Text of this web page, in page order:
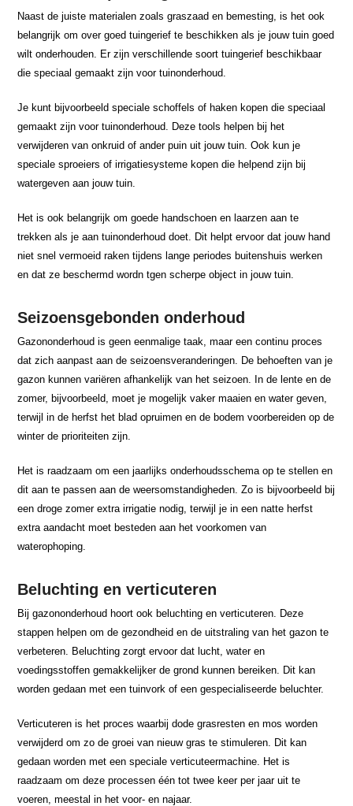
Naast de juiste materialen zoals graszaad en bemesting, is het ook
belangrijk om over goed tuingerief te beschikken als je jouw tuin goed
wilt onderhouden. Er zijn verschillende soort tuingerief beschikbaar
die speciaal gemaakt zijn voor tuinonderhoud.
Je kunt bijvoorbeeld speciale schoffels of haken kopen die speciaal
gemaakt zijn voor tuinonderhoud. Deze tools helpen bij het
verwijderen van onkruid of ander puin uit jouw tuin. Ook kun je
speciale sproeiers of irrigatiesysteme kopen die helpend zijn bij
watergeven aan jouw tuin.
Het is ook belangrijk om goede handschoen en laarzen aan te
trekken als je aan tuinonderhoud doet. Dit helpt ervoor dat jouw hand
niet snel vermoeid raken tijdens lange periodes buitenshuis werken
en dat ze beschermd wordn tgen scherpe object in jouw tuin.
Seizoensgebonden onderhoud
Gazononderhoud is geen eenmalige taak, maar een continu proces
dat zich aanpast aan de seizoensveranderingen. De behoeften van je
gazon kunnen variëren afhankelijk van het seizoen. In de lente en de
zomer, bijvoorbeeld, moet je mogelijk vaker maaien en water geven,
terwijl in de herfst het blad opruimen en de bodem voorbereiden op de
winter de prioriteiten zijn.
Het is raadzaam om een jaarlijks onderhoudsschema op te stellen en
dit aan te passen aan de weersomstandigheden. Zo is bijvoorbeeld bij
een droge zomer extra irrigatie nodig, terwijl je in een natte herfst
extra aandacht moet besteden aan het voorkomen van
waterophoping.
Beluchting en verticuteren
Bij gazononderhoud hoort ook beluchting en verticuteren. Deze
stappen helpen om de gezondheid en de uitstraling van het gazon te
verbeteren. Beluchting zorgt ervoor dat lucht, water en
voedingsstoffen gemakkelijker de grond kunnen bereiken. Dit kan
worden gedaan met een tuinvork of een gespecialiseerde beluchter.
Verticuteren is het proces waarbij dode grasresten en mos worden
verwijderd om zo de groei van nieuw gras te stimuleren. Dit kan
gedaan worden met een speciale verticuteermachine. Het is
raadzaam om deze processen één tot twee keer per jaar uit te
voeren, meestal in het voor- en najaar.